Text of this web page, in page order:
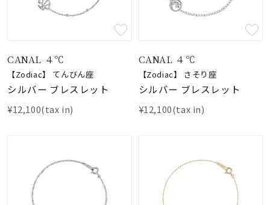
CANAL ４℃
【Zodiac】 てんびん座
シルバー ブレスレット
¥12,100(tax in)
CANAL ４℃
【Zodiac】 さそり座
シルバー ブレスレット
¥12,100(tax in)